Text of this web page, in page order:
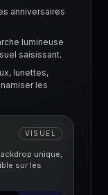
anniversaires
lumineuse
saisissant.
lunettes,
les
VISUEL
unique,
sur les